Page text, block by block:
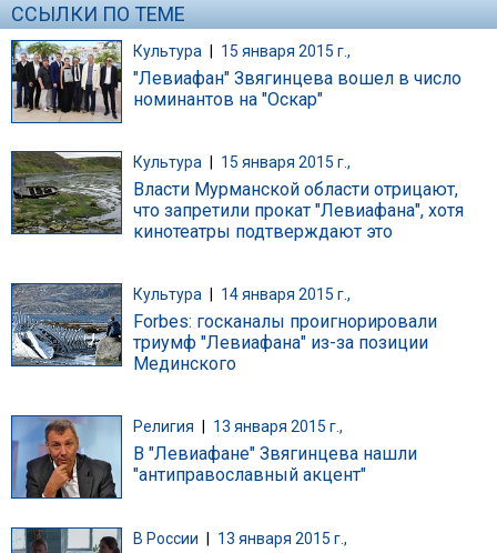
ССЫЛКИ ПО ТЕМЕ
Культура | 15 января 2015 г.,
"Левиафан" Звягинцева вошел в число
номинантов на "Оскар"
Культура 15 января 2015 г.,
Власти Мурманской области отрицают,
что запретили прокат "Левиафана", хотя
кинотеатры подтверждают это
Культура 14 января 2015 г.,
Forbes: госканалы проигнорировали
триумф "Левиафана" из-за позиции
Мединского
Религия 13 января 2015 г.,
В "Левиафане" Звягинцева нашли
"антиправославный акцент"
В России | 13 января 2015 г.,